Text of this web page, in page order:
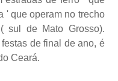
' que operam no trecho
sul de Mato Grosso).
de final de ano, é
Ceará.